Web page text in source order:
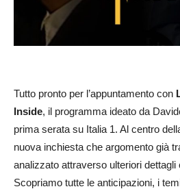
Tutto pronto per l’appuntamento con
Inside, il programma ideato da
prima serata su Italia 1. Al centro
nuova inchiesta che argomento già
analizzato attraverso ulteriori dettagli
Scopriamo tutte le anticipazioni, i